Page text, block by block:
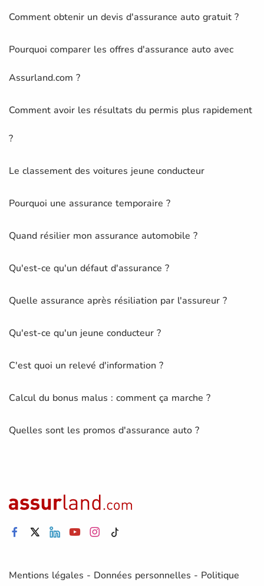
Comment obtenir un devis d'assurance auto gratuit ?
Pourquoi comparer les offres d'assurance auto avec
Assurland.com ?
Comment avoir les résultats du permis plus rapidement
?
Le classement des voitures jeune conducteur
Pourquoi une assurance temporaire ?
Quand résilier mon assurance automobile ?
Qu'est-ce qu'un défaut d'assurance ?
Quelle assurance après résiliation par l'assureur ?
Qu'est-ce qu'un jeune conducteur ?
C'est quoi un relevé d'information ?
Calcul du bonus malus : comment ça marche ?
Quelles sont les promos d'assurance auto ?
Mentions légales - Données personnelles - Politique